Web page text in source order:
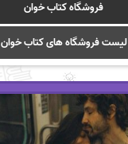
فروشگاه کتاب خوان
لیست فروشگاه های کتاب خوان